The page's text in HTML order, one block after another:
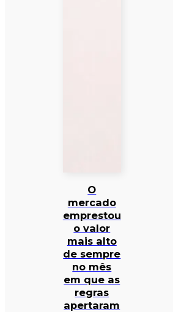
O
mercado
emprestou
o valor
mais alto
de sempre
no mês
em que as
regras
apertaram